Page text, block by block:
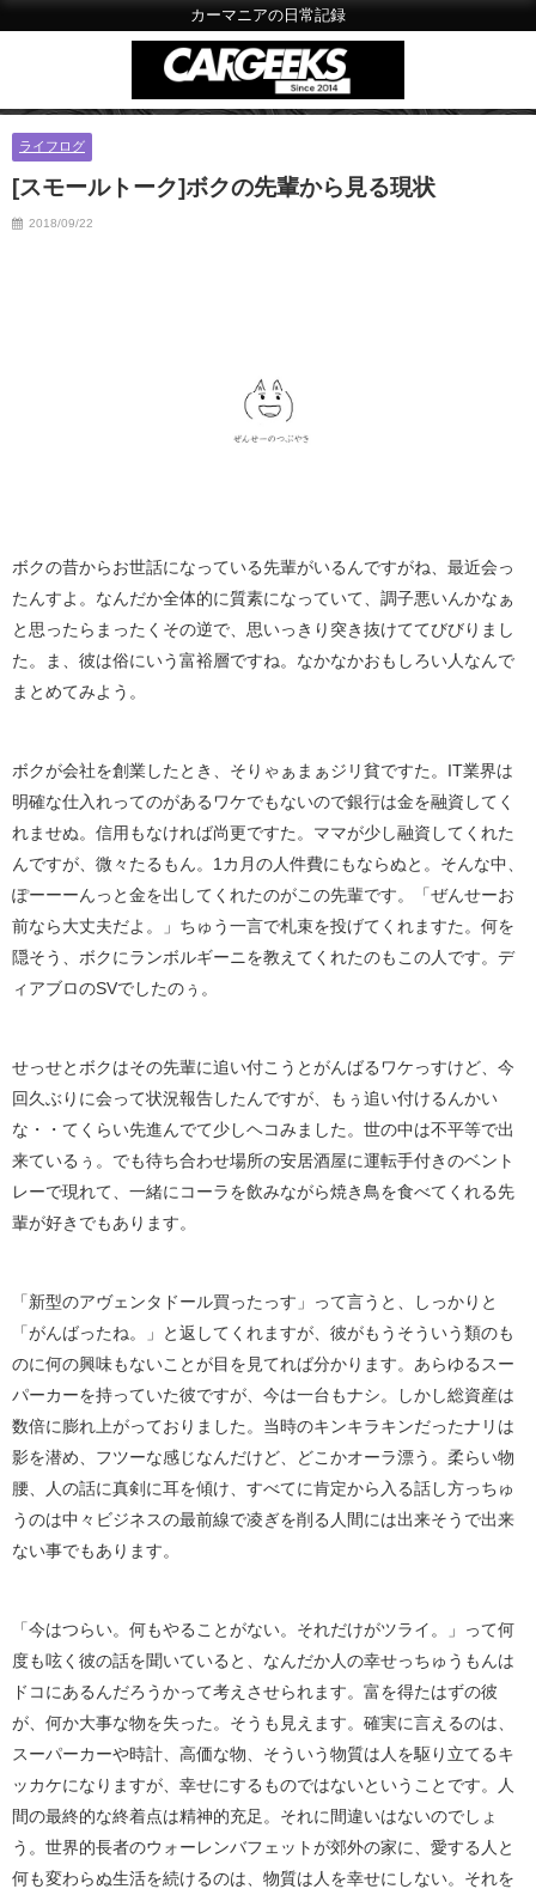
カーマニアの日常記録
ライフログ
[スモールトーク]ボクの先輩から見る現状
2018/09/22
ボクの昔からお世話になっている先輩がいるんですがね、最近会っ
たんすよ。なんだか全体的に質素になっていて、調子悪いんかなぁ
と思ったらまったくその逆で、思いっきり突き抜けててびびりまし
た。ま、彼は俗にいう富裕層ですね。なかなかおもしろい人なんで
まとめてみよう。
ボクが会社を創業したとき、そりゃぁまぁジリ貧ですた。IT業界は
明確な仕入れってのがあるワケでもないので銀行は金を融資してく
れませぬ。信用もなければ尚更ですた。ママが少し融資してくれた
んですが、微々たるもん。1カ月の人件費にもならぬと。そんな中、
ぽーーーんっと金を出してくれたのがこの先輩です。「ぜんせーお
前なら大丈夫だよ。」ちゅう一言で札束を投げてくれますた。何を
隠そう、ボクにランボルギーニを教えてくれたのもこの人です。デ
ィアブロのSVでしたのぅ。
せっせとボクはその先輩に追い付こうとがんばるワケっすけど、今
回久ぶりに会って状況報告したんですが、もぅ追い付けるんかい
な・・てくらい先進んでて少しヘコみました。世の中は不平等で出
来ているぅ。でも待ち合わせ場所の安居酒屋に運転手付きのベント
レーで現れて、一緒にコーラを飲みながら焼き鳥を食べてくれる先
輩が好きでもあります。
「新型のアヴェンタドール買ったっす」って言うと、しっかりと
「がんばったね。」と返してくれますが、彼がもうそういう類のも
のに何の興味もないことが目を見てれば分かります。あらゆるスー
パーカーを持っていた彼ですが、今は一台もナシ。しかし総資産は
数倍に膨れ上がっておりました。当時のキンキラキンだったナリは
影を潜め、フツーな感じなんだけど、どこかオーラ漂う。柔らい物
腰、人の話に真剣に耳を傾け、すべてに肯定から入る話し方っちゅ
うのは中々ビジネスの最前線で凌ぎを削る人間には出来そうで出来
ない事でもあります。
「今はつらい。何もやることがない。それだけがツライ。」って何
度も呟く彼の話を聞いていると、なんだか人の幸せっちゅうもんは
ドコにあるんだろうかって考えさせられます。富を得たはずの彼
が、何か大事な物を失った。そうも見えます。確実に言えるのは、
スーパーカーや時計、高価な物、そういう物質は人を駆り立てるキ
ッカケになりますが、幸せにするものではないということです。人
間の最終的な終着点は精神的充足。それに間違いはないのでしょ
う。世界的長者のウォーレンバフェットが郊外の家に、愛する人と
何も変わらぬ生活を続けるのは、物質は人を幸せにしない。それを